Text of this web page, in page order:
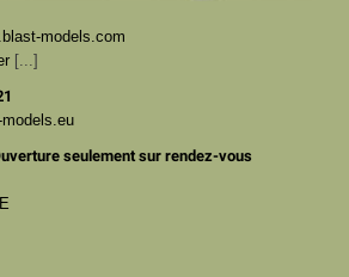
models.com
[...]
seulement sur rendez-vous